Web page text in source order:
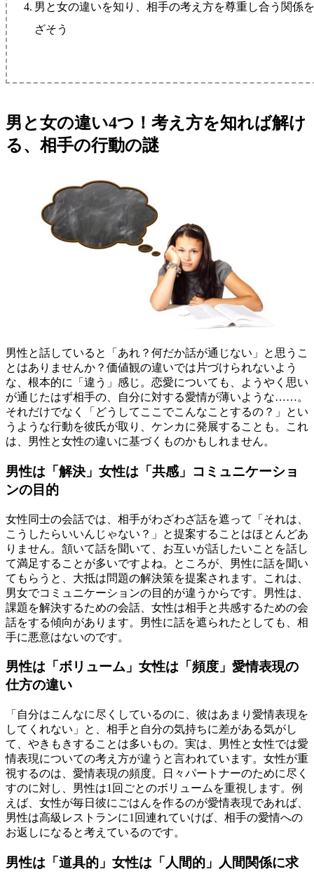
男と女の違いを知り、相手の考え方を尊重し合う関係
ざそう
男と女の違い4つ！考え方を知れば解け
る、相手の行動の謎
男性と話していると「あれ？何だか話が通じない」と思うこ
とはありませんか？価値観の違いでは片づけられないよう
な、根本的に「違う」感じ。恋愛についても、ようやく思い
が通じたはず相手の、自分に対する愛情が薄いような……。
それだけでなく「どうしてここでこんなことするの？」とい
うような行動を彼氏が取り、ケンカに発展することも。これ
は、男性と女性の違いに基づくものかもしれません。
男性は「解決」女性は「共感」コミュニケーショ
ンの目的
女性同士の会話では、相手がわざわざ話を遮って「それは、
こうしたらいいんじゃない？」と提案することはほとんどあ
りません。頷いて話を聞いて、お互いが話したいことを話し
て満足することが多いですよね。ところが、男性に話を聞い
てもらうと、大抵は問題の解決策を提案されます。これは、
男女でコミュニケーションの目的が違うからです。男性は、
課題を解決するための会話、女性は相手と共感するための会
話をする傾向があります。男性に話を遮られたとしても、相
手に悪意はないのです。
男性は「ボリューム」女性は「頻度」愛情表現の
仕方の違い
「自分はこんなに尽くしているのに、彼はあまり愛情表現を
してくれない」と、相手と自分の気持ちに差がある気がし
て、やきもきすることは多いもの。実は、男性と女性では愛
情表現についての考え方が違うと言われています。女性が重
視するのは、愛情表現の頻度。日々パートナーのために尽く
すのに対し、男性は1回ごとのボリュームを重視します。例
えば、女性が毎日彼にごはんを作るのが愛情表現であれば、
男性は高級レストランに1回連れていけば、相手の愛情への
お返しになると考えているのです。
男性は「道具的」女性は「人間的」人間関係に求